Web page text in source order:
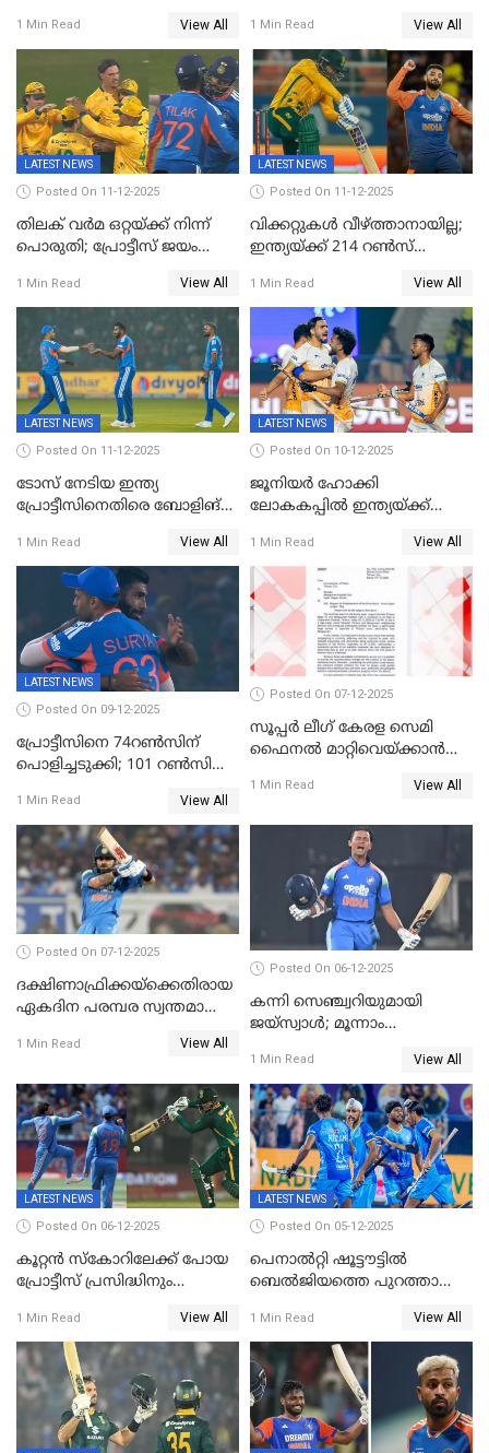
കോടിക്ക് ഡൽഹിയിൽ;
മലയാളി താരം വിഘ്നേഷ്
പുത്തുർ രാജസ്ഥാനിൽ
1 Min Read View All
ബംഗളൂരുവില്‍; ക്വിന്റണ്‍ ഡി
കോക്ക് മുംബൈ
ഇന്ത്യന്‍സില്‍; 25കോടിക്ക്
കാമറൂൺ ഗ്രീൻ
കൊൽക്കത്തയിൽ
1 Min Read View All
LATEST NEWS
Posted On 11-12-2025
തിലക് വർമ ഒറ്റയ്ക്ക് നിന്ന്
പൊരുതി; പ്രോട്ടീസ് ജയം
1 Min Read View All
LATEST NEWS
Posted On 11-12-2025
വിക്കറ്റുകൾ വീഴ്ത്താനായില്ല;
ഇന്ത്യയ്ക്ക് 214 റൺസ്
ഡികോക്ക് കസറി
1 Min Read View All
LATEST NEWS
Posted On 11-12-2025
ടോസ് നേടിയ ഇന്ത്യ
പ്രോട്ടീസിനെതിരെ ബോളിങ്
1 Min Read View All
LATEST NEWS
Posted On 10-12-2025
ജൂനിയര്‍ ഹോക്കി
ലോകകപ്പിൽ ഇന്ത്യയ്ക്ക്
1 Min Read View All
LATEST NEWS
Posted On 09-12-2025
പ്രോട്ടീസിനെ 74റൺസിന്‌
പൊളിച്ചടുക്കി; 101 റൺസിന്റെ
വിക്കറ്റ് തികയ്ക്കുന്ന
താരമായി ബുമ്ര
1 Min Read View All
Posted On 07-12-2025
സൂപ്പർ ലീഗ് കേരള സെമി
ഫൈനൽ മാറ്റിവെയ്ക്കാൻ
1 Min Read View All
Posted On 07-12-2025
ദക്ഷിണാഫ്രിക്കയ്‌ക്കെതിരായ
ഏകദിന പരമ്പര സ്വന്തമാക്കി
1 Min Read View All
Posted On 06-12-2025
കന്നി സെഞ്ച്വറിയുമായി
ജയ്‌സ്വാൾ; മൂന്നാം
പ്രോട്ടീസിനെതിരെ ജയം,
പരമ്പര
1 Min Read View All
LATEST NEWS
Posted On 06-12-2025
കൂറ്റൻ സ്കോറിലേക്ക് പോയ
പ്രോട്ടീസ് പ്രസിദ്ധിനും
അടിതെറ്റി, ഇന്ത്യക്ക് 271
റണ്‍സ് വിജയലക്ഷ്യം
1 Min Read View All
LATEST NEWS
Posted On 05-12-2025
പെനാൽറ്റി ഷൂട്ടൗട്ടിൽ
ബെൽജിയത്തെ പുറത്താക്കി;
ലോകകപ്പിൽ ഇന്ത്യ
സെമിയിൽ
1 Min Read View All